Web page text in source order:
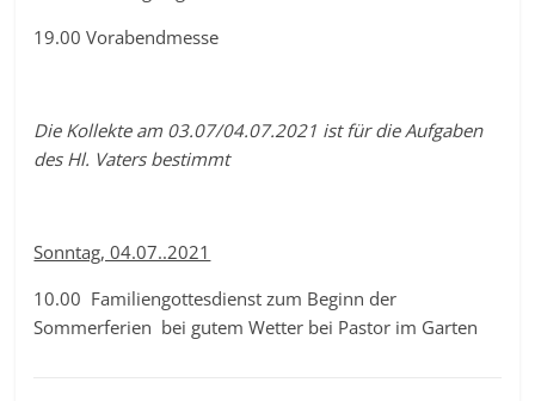
19.00 Vorabendmesse
Die Kollekte am 03.07/04.07.2021 ist für die Aufgaben
des Hl. Vaters bestimmt
Sonntag, 04.07..2021
10.00 Familiengottesdienst zum Beginn der
Sommerferien bei gutem Wetter bei Pastor im Garten